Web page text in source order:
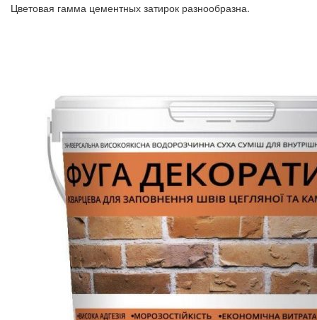
Цветовая гамма цементных затирок разнообразна.